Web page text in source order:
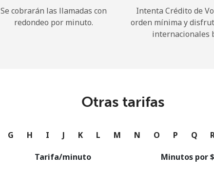
¿Olvidaste tu
Continuar con
Se cobrarán las llamadas con
redondeo por minuto.
Intenta Crédito de
orden mínima y
internacionales
Otras tarifas
G H I J K L M N O P Q
Tarifa/minuto Minutos por